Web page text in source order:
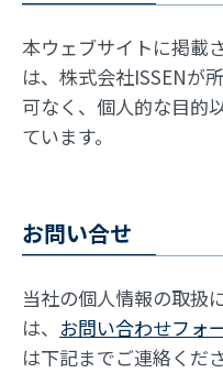
本ウェブサイトに掲載
は、株式会社ISSENが
可なく、個人的な目的
ています。
お問い合せ
当社の個人情報の取扱
は、 お問い合わせフォ
は下記までご連絡くださ